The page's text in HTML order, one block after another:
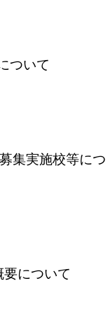
ついて
集実施校等につ
について